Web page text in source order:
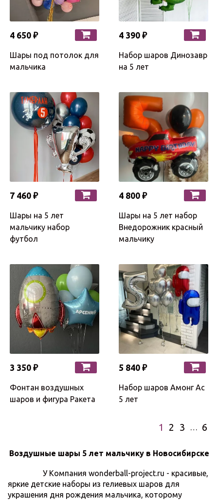
4 650 ₽
Шары под потолок для
мальчика
4 390 ₽
Набор шаров Динозавр
на 5 лет
7 460 ₽
Шары на 5 лет
мальчику набор
футбол
4 800 ₽
Шары на 5 лет набор
Внедорожник красный
мальчику
3 350 ₽
Фонтан воздушных
шаров и фигура Ракета
5 840 ₽
Набор шаров Амонг Ас
5 лет
1 2 3 6
Воздушные шары 5 лет мальчику в Новосибирске
У Компания wonderball-project.ru - красивые,
яркие детские наборы из гелиевых шаров для
украшения дня рождения мальчика, которому